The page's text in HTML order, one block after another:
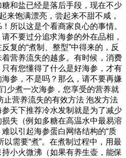
和盐已经是落后手段，现在不少
来饱满漂亮，尝起来不甜不咸，
所以这是个看商家良心的事情。
不要过分追求海参的外在品相，
复的“煮制、整型”中得来的，反
营养流失的越多。有时候，消费
有您懂得了什么是好海参，才有
参，不是吗？那么，请不要再嫌
少煮一次海参，您享受的营养就
止营养流失的有效方法 泡发方法
天下推荐冷水发制就是为了减少
失（例如多糖在高温水中最易溶
以引起海参蛋白网络结构的“质
以需要“煮”。在煮制过程中，用最
小火微沸（如果有养生壶，能保